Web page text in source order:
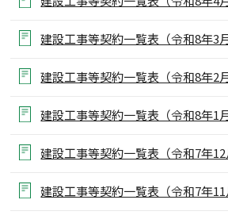
建設工事等契約一覧表（令和8年3月
建設工事等契約一覧表（令和8年2月
建設工事等契約一覧表（令和8年1月
建設工事等契約一覧表（令和7年12
建設工事等契約一覧表（令和7年11